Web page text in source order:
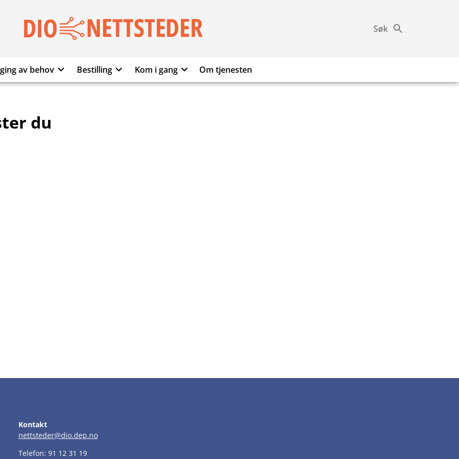
DIO
Søk
av behov Bestilling Kom i gang Om tjenesten
du
Kontakt
nettsteder@dio.dep.no
Telefon: 91 12 31 19